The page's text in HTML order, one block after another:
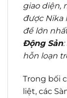
giao diện,
được Nika
đề lớn
Động Sản:
hỗn loạn
Trong bối
liệt, các